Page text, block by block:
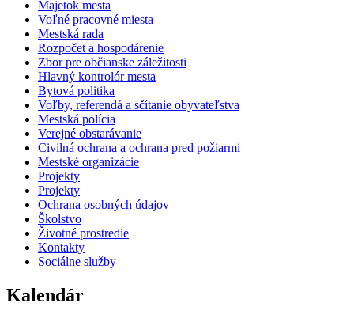
Majetok mesta
Voľné pracovné miesta
Mestská rada
Rozpočet a hospodárenie
Zbor pre občianske záležitosti
Hlavný kontrolór mesta
Bytová politika
Voľby, referendá a sčítanie obyvateľstva
Mestská polícia
Verejné obstarávanie
Civilná ochrana a ochrana pred požiarmi
Mestské organizácie
Projekty
Projekty
Ochrana osobných údajov
Školstvo
Životné prostredie
Kontakty
Sociálne služby
Kalendár